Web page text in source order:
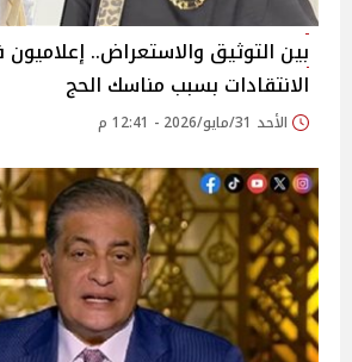
بين التوثيق والاستعراض..
الانتقادات بسبب مناسك الحج
الأحد 31/مايو/2026 - 12:41 م